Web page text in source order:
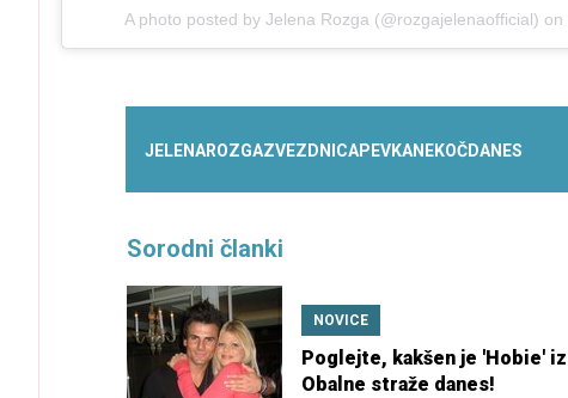
A photo posted by Jelena Rozga (@rozgajelenaofficial) on
JELENAROZGAZVEZDNICAPEVKANEKOČDANES
Sorodni članki
NOVICE
Poglejte, kakšen je 'Hobie' iz
Obalne straže danes!